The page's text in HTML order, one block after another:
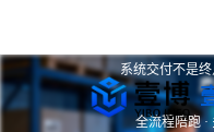
系统交付不是终
全流程陪跑 ·